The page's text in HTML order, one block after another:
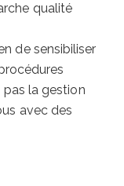
qualité
de sensibiliser
la gestion
avec des